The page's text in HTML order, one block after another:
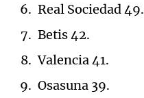
Real Sociedad 49.
Betis 42.
Valencia 41.
Osasuna 39.